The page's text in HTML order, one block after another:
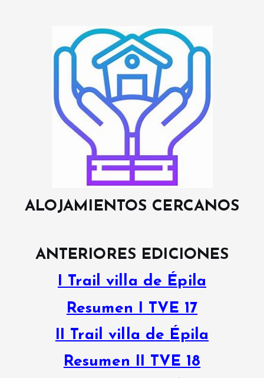
ALOJAMIENTOS CERCANOS
ANTERIORES EDICIONES
I Trail villa de Épila
Resumen I TVE 17
II Trail villa de Épila
Resumen II TVE 18